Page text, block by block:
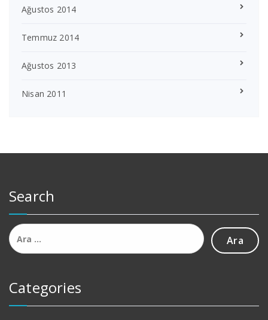
Ağustos 2014
Temmuz 2014
Ağustos 2013
Nisan 2011
Search
Arama:
Categories